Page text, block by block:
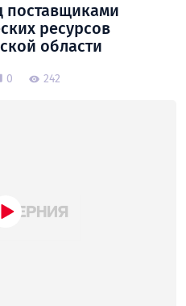
поставщиками
ресурсов
области
0 242